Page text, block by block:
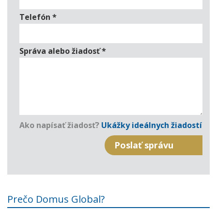
Telefón *
Správa alebo žiadosť*
Ako napísať žiadosť? Ukážky ideálnych žiadostí
Prečo Domus Global?